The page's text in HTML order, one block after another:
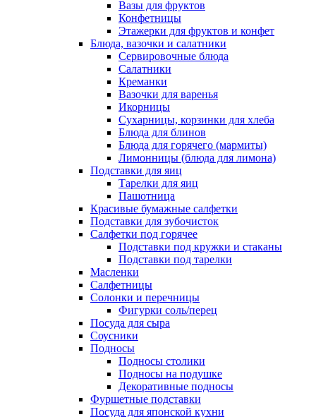
Вазы для фруктов
Конфетницы
Этажерки для фруктов и конфет
Блюда, вазочки и салатники
Сервировочные блюда
Салатники
Креманки
Вазочки для варенья
Икорницы
Сухарницы, корзинки для хлеба
Блюда для блинов
Блюда для горячего (мармиты)
Лимонницы (блюда для лимона)
Подставки для яиц
Тарелки для яиц
Пашотница
Красивые бумажные салфетки
Подставки для зубочисток
Салфетки под горячее
Подставки под кружки и стаканы
Подставки под тарелки
Масленки
Салфетницы
Солонки и перечницы
Фигурки соль/перец
Посуда для сыра
Соусники
Подносы
Подносы столики
Подносы на подушке
Декоративные подносы
Фуршетные подставки
Посуда для японской кухни